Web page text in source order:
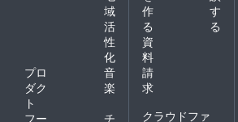
域
活
性
化
プロ
ダク
ト
音
楽
フー
チ
作
る
す
る
資
料
請
求
クラウドファ